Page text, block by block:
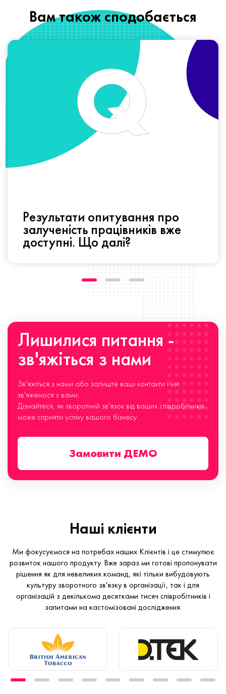
Вам також сподобається
Результати опитування про
залученість працівників вже
доступні. Що далі?
Лишилися питання -
зв'яжіться з нами
Зв'яжіться з нами або залиште ваші контакти і ми
зв'яжемося з вами.
Дізнайтеся, як зворотний зв'язок від ваших співробітників
може сприяти успіху вашого бізнесу
Замовити ДЕМО
Наші клієнти
Ми фокусуємося на потребах наших Клієнтів і це стимулює
розвиток нашого продукту. Вже зараз ми готові пропонувати
рішення як для невеликих команд, які тільки вибудовують
культуру зворотного зв'язку в організації, так і для
організацій з декількома десятками тисяч співробітників і
запитами на кастомізовані дослідження.